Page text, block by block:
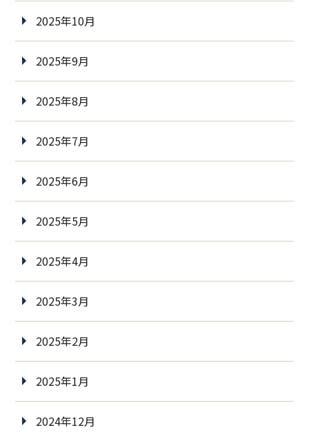
2025年10月
2025年9月
2025年8月
2025年7月
2025年6月
2025年5月
2025年4月
2025年3月
2025年2月
2025年1月
2024年12月